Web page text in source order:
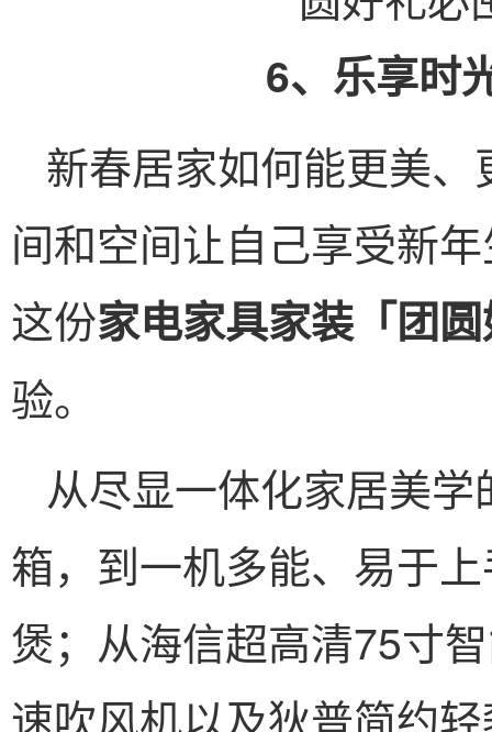
6、乐享时
新春居家如何能更美
间和空间让自己享受新
这份家电家具家装「团
验。
从尽显一体化家居美
箱，到一机多能、易于
煲；从海信超高清75寸
速吹风机以及狄普简约